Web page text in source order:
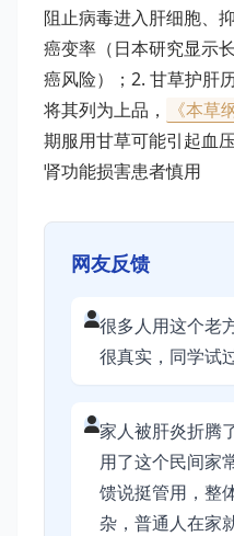
阻止病毒进入肝细胞、
癌变率（日本研究显示
癌风险）；2. 甘草护肝
将其列为上品，
《本草
期服用甘草可能引起血
肾功能损害患者慎用
网友反馈
很多人用这个老
很真实，同学试
家人被肝炎折腾
用了这个民间家
馈说挺管用，整
杂，普通人在家